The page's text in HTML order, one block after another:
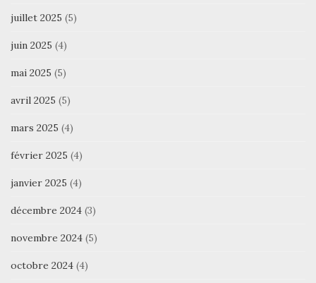
juillet 2025 (5)
juin 2025 (4)
mai 2025 (5)
avril 2025 (5)
mars 2025 (4)
février 2025 (4)
janvier 2025 (4)
décembre 2024 (3)
novembre 2024 (5)
octobre 2024 (4)